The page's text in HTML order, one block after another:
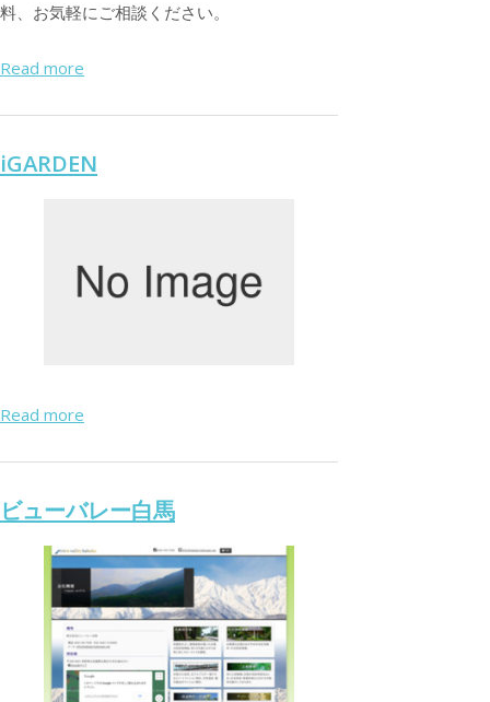
料、お気軽にご相談ください。
Read more
iGARDEN
Read more
ビューバレー白馬